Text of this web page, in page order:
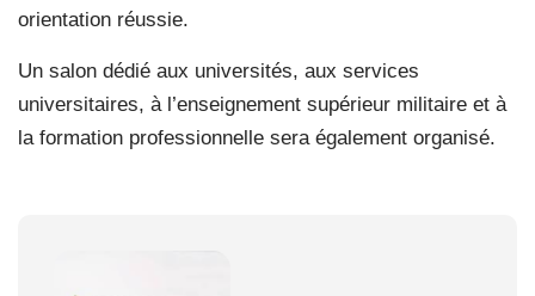
orientation réussie.
Un salon dédié aux universités, aux services
universitaires, à l’enseignement supérieur militaire et à
la formation professionnelle sera également organisé.